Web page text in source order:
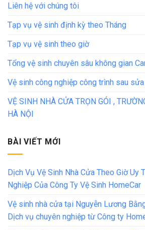
Liên hệ với chúng tôi
Tạp vụ vệ sinh định kỳ theo Tháng
Tạp vụ vệ sinh theo giờ
Tổng vệ sinh chuyên sâu không gian
Vệ sinh công nghiệp công trình sau
VỆ SINH NHÀ CỬA TRỌN GÓI ,
HÀ NỘI
BÀI VIẾT MỚI
Dịch Vụ Vệ Sinh Nhà Cửa Theo Giờ Uy
Nghiệp Của Công Ty Vệ Sinh HomeCar
Vệ sinh nhà cửa tại Nguyễn Lương
Dịch vụ chuyên nghiệp từ Công ty